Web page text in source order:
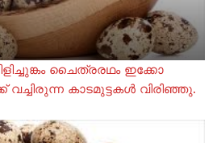
ചൈത്രരഥം ഇക്കോ
കാടമുട്ടകൾ വിരിഞ്ഞു.